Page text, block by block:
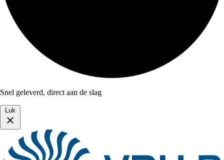
Snel geleverd, direct aan de slag
Luk